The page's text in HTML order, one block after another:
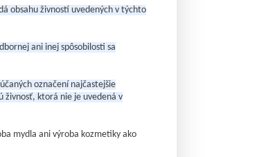
obsahu živností uvedených v týchto
ani inej spôsobilosti sa
označení najčastejšie
živnosť, ktorá nie je uvedená v
mydla ani výroba kozmetiky ako